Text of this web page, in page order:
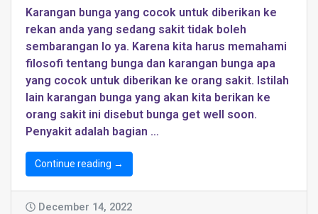
Karangan bunga yang cocok untuk diberikan ke
rekan anda yang sedang sakit tidak boleh
sembarangan lo ya. Karena kita harus memahami
filosofi tentang bunga dan karangan bunga apa
yang cocok untuk diberikan ke orang sakit. Istilah
lain karangan bunga yang akan kita berikan ke
orang sakit ini disebut bunga get well soon.
Penyakit adalah bagian …
Continue reading →
December 14, 2022